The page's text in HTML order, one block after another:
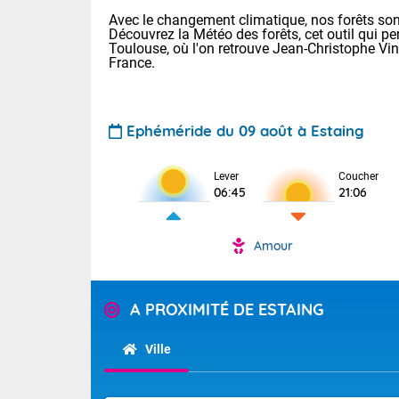
Avec le changement climatique, nos forêts
Découvrez la Météo des forêts, cet outil qui
Toulouse, où l'on retrouve Jean-Christophe
France.
Ephéméride du 09 août à Estaing
Lever
06:45
Coucher
21:06
Amour
A PROXIMITÉ DE ESTAING
Ville
Voici les
: 20/27 Paris
Clermont-Fd
Limoges :
Lille : 24/34
Temps
Alpes-